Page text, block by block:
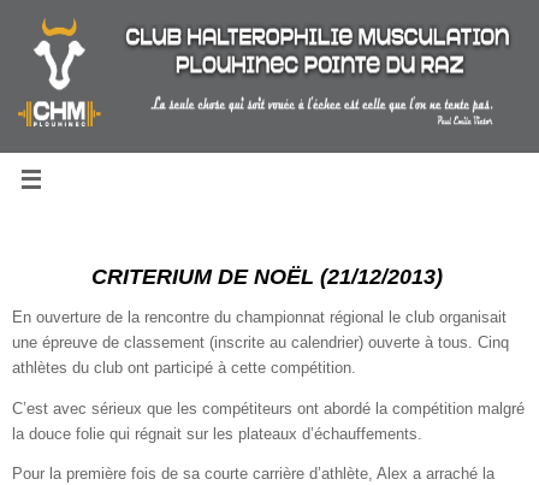
contenu
CRITERIUM DE NOËL (21/12/2013)
En ouverture de la rencontre du championnat régional le club organisait
une épreuve de classement (inscrite au calendrier) ouverte à tous. Cinq
athlètes du club ont participé à cette compétition.
C’est avec sérieux que les compétiteurs ont abordé la compétition malgré
la douce folie qui régnait sur les plateaux d’échauffements.
Pour la première fois de sa courte carrière d’athlète, Alex a arraché la